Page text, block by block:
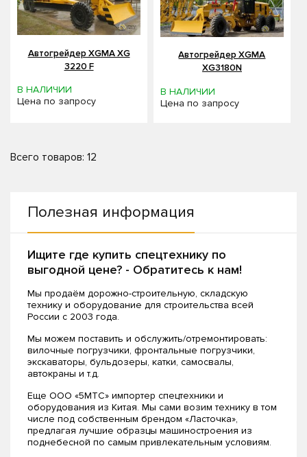
Автогрейдер XGMA XG
3220 F
В НАЛИЧИИ
Цена по запросу
Автогрейдер XGMA
XG3180N
В НАЛИЧИИ
Цена по запросу
Всего товаров: 12
Полезная информация
Ищите где купить спецтехнику по
выгодной цене? - Обратитесь к нам!
Мы продаём дорожно-строительную, складскую
технику и оборудование для строительства всей
России с 2003 года.
Мы можем поставить и обслужить/отремонтировать:
вилочные погрузчики, фронтальные погрузчики,
экскаваторы, бульдозеры, катки, самосвалы,
автокраны и т.д.
Еще ООО «5МТС» импортер спецтехники и
оборудования из Китая. Мы сами возим технику в том
числе под собственным брендом «Ласточка»,
предлагая лучшие образцы машиностроения из
поднебесной по самым привлекательным условиям.